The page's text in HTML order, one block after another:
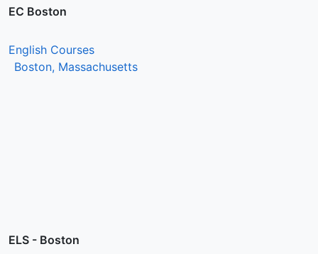
EC Boston
English Courses
Boston, Massachusetts
ELS - Boston